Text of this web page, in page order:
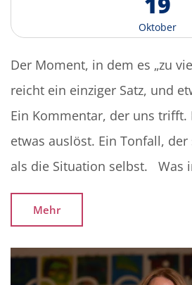
Der Moment, in dem es „zu
reicht ein einziger Satz, und
Ein Kommentar, der uns trifft.
etwas auslöst. Ein Tonfall,
als die Situation selbst. Was
Oktober
Mehr